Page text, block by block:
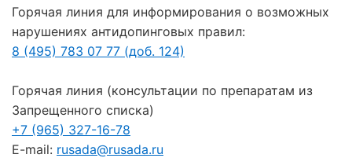
Горячая линия для информирования о возможных
нарушениях антидопинговых правил:
8 (495) 783 07 77 (доб. 124)
Горячая линия (консультации по препаратам из
Запрещенного списка)
+7 (965) 327-16-78
E-mail: rusada@rusada.ru